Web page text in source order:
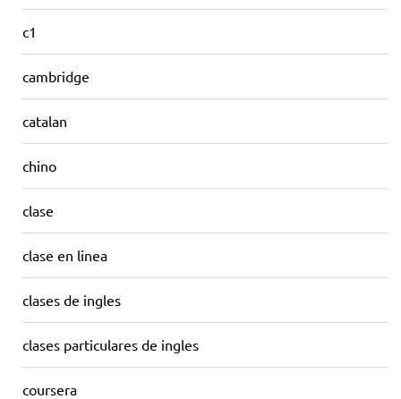
c1
cambridge
catalan
chino
clase
clase en linea
clases de ingles
clases particulares de ingles
coursera